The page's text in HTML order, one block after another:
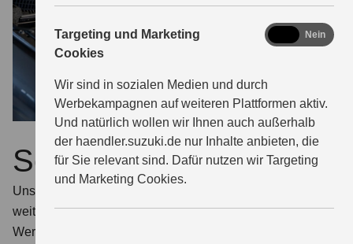
Targeting und Marketing
Cookies
Wir sind in sozialen Medien und durch
Werbekampagnen auf weiteren Plattformen aktiv.
Und natürlich wollen wir Ihnen auch außerhalb
der haendler.suzuki.de nur Inhalte anbieten, die
für Sie relevant sind. Dafür nutzen wir Targeting
und Marketing Cookies.
marketing
Nein
Service
Unser Personal wird kontinuierlich für alle Suzuki Modelle
weitergebildet und nutzt spezielle Suzuki spezifische
Werkzeuge.